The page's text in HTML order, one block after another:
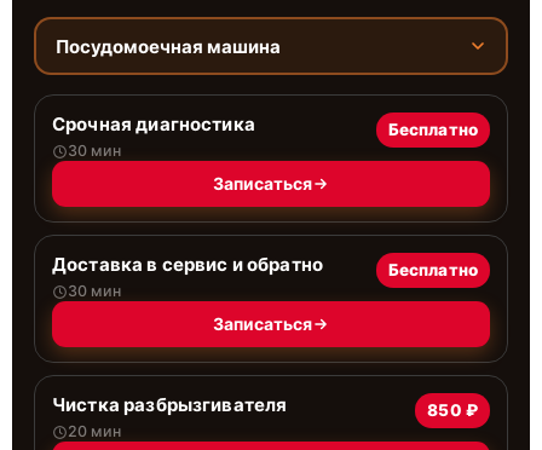
Посудомоечная машина
Срочная диагностика
30 мин
Бесплатно
Записаться
Доставка в сервис и обратно
30 мин
Бесплатно
Записаться
Чистка разбрызгивателя
20 мин
850 ₽